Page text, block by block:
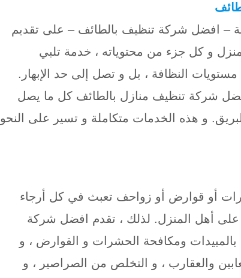
– افضل شركة تنظيف بالطائف – على تقديم
و كل جزء من محتوياته ، خدمة تلبي
النظافة ، بل و تصل إلى حد الإبهار.
شركة تنظيف منازل بالطائف كل ما يصل
و هذه الخدمات متكاملة و تسير على النحو
أو قوارض أو زواحف تعبث في كل أرجاء
على أهل المنزل. لذلك ، تقدم افضل شركة
ومكافحة الحشرات و القوارض ، و
والعقارب ، و التخلص من الصراصير ، و